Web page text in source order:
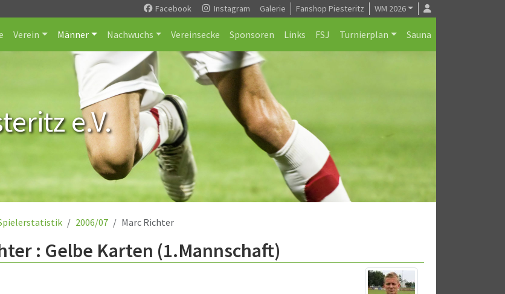
Facebook Instagram Galerie Fanshop Piesteritz WM 2026
Verein Männer Nachwuchs Vereinsecke Sponsoren Links FSJ Turnierplan Sauna
e.V.
2006/07 Marc Richter
: Gelbe Karten (1.Mannschaft)